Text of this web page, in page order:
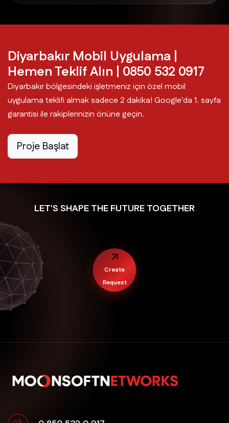
Kayapınar Mobil Uygulama
Kocaköy Mobil Uygulama
Kulp Mobil Uygulama
Lice Mobil Uygulama
Silvan Mobil Uygulama
Yenişehir Mobil Uygulama
Diyarbakır Mobil Uygulama |
Hemen Teklif Alın | 0850 532 0917
Diyarbakır bölgesindeki işletmeniz için özel mobil
uygulama teklifi almak sadece 2 dakika! Google'da 1. sayfa
garantisi ile rakiplerinizin önüne geçin.
Proje Başlat
LET'S SHAPE THE FUTURE TOGETHER
Create
Request